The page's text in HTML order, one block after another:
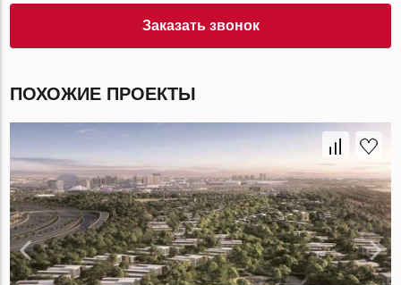
Заказать звонок
ПОХОЖИЕ ПРОЕКТЫ